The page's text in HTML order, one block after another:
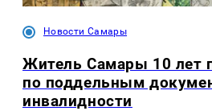
Новости Самары
Житель Самары 10 лет
по поддельным
инвалидности